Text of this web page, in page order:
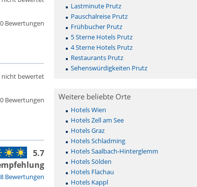
0 Bewertungen
0 Bewertungen
nicht bewertet
Bewertungen
5.7
Lastminute Prutz
Pauschalreise Prutz
Frühbucher Prutz
5 Sterne Hotels Prutz
4 Sterne Hotels Prutz
Restaurants Prutz
Sehenswürdigkeiten Prutz
Weitere beliebte Orte
Hotels Wien
Hotels Zell am See
Hotels Graz
Hotels Schladming
Hotels Saalbach-Hinterglemm
Hotels Sölden
Hotels Flachau
Hotels Kappl